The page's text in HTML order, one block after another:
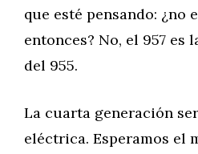
que esté pensando: ¿no
entonces? No, el 957 es
del 955.
La cuarta generación
eléctrica. Esperamos el